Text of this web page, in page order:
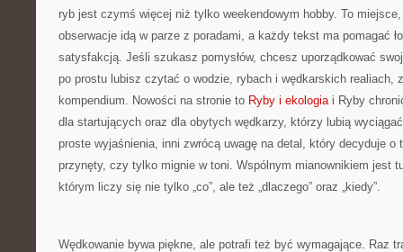
ryb jest czymś więcej niż tylko weekendowym hobby. To
obserwacje idą w parze z poradami, a każdy tekst ma pomagać
satysfakcją. Jeśli szukasz pomysłów, chcesz uporządkować
po prostu lubisz czytać o wodzie, rybach i wędkarskich realiach,
kompendium. Nowości na stronie to Ryby i ekologiai Ryby
dla startujących oraz dla obytych wędkarzy, którzy lubią
proste wyjaśnienia, inni zwrócą uwagę na detal, który decyduje o
przynęty, czy tylko mignie w toni. Wspólnym mianownikiem jest
którym liczy się nie tylko „co”, ale też „dlaczego” oraz „kiedy”.
Wędkowanie bywa piękne, ale potrafi też być wymagające. Raz